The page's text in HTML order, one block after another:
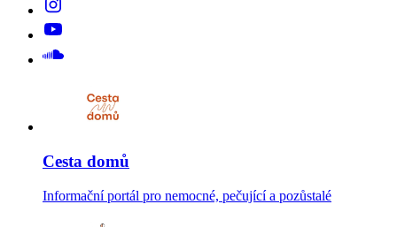
Cesta domů
Informační portál pro nemocné, pečující a pozůstalé